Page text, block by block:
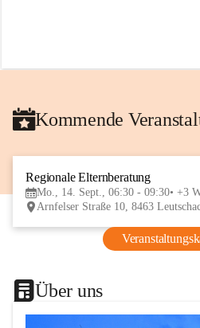
Kommende
Regionale Elternberatung
Mo., 14. Sept., 06:30 - 09:30 +3
Arnfelser Straße 10, 8463
Über uns